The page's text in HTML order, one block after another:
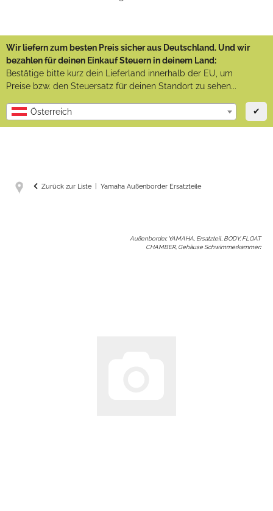
Wir liefern zum besten Preis sicher aus Deutschland. Und wir
bezahlen für deinen Einkauf Steuern in deinem Land:
Bestätige bitte kurz dein Lieferland innerhalb der EU, um
Preise bzw. den Steuersatz für deinen Standort zu sehen...
Österreich ✔
Zurück zur Liste Yamaha Außenborder Ersatzteile
Außenborder, YAMAHA, Ersatzteil, BODY, FLOAT
CHAMBER, Gehäuse Schwimmerkammer: